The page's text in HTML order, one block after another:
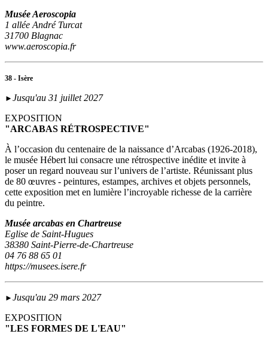
Musée Aeroscopia
1 allée André Turcat
31700 Blagnac
www.aeroscopia.fr
38 - Isère
► Jusqu'au 31 juillet 2027
EXPOSITION
"ARCABAS RÉTROSPECTIVE"
À l’occasion du centenaire de la naissance d’Arcabas (1926-2018),
le musée Hébert lui consacre une rétrospective inédite et invite à
poser un regard nouveau sur l’univers de l’artiste. Réunissant plus
de 80 œuvres - peintures, estampes, archives et objets personnels,
cette exposition met en lumière l’incroyable richesse de la carrière
du peintre.
Musée arcabas en Chartreuse
Eglise de Saint-Hugues
38380 Saint-Pierre-de-Chartreuse
04 76 88 65 01
https://musees.isere.fr
► Jusqu'au 29 mars 2027
EXPOSITION
"LES FORMES DE L'EAU"